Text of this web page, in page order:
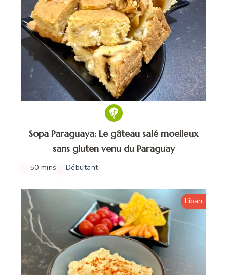
Sopa Paraguaya: Le gâteau salé moelleux
sans gluten venu du Paraguay
50 mins Débutant
Liban